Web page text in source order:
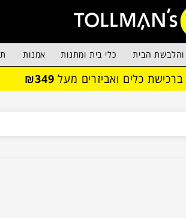
והלבשת הבית כלי בית ומתנות אמנות
כלים ואביזרים מעל ₪349